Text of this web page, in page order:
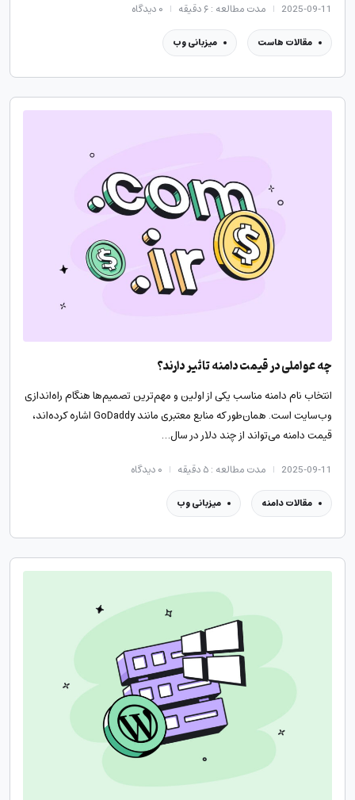
2025-09-11 مدت مطالعه : ۶ دقیقه ۰دیدگاه
مقالات هاست میزبانی وب
چه عواملی در قیمت دامنه تاثیر دارند؟
انتخاب نام دامنه مناسب یکی از اولین و مهم‌ترین تصمیم‌ها هنگام راه‌اندازی
وب‌سایت است. همان‌طور که منابع معتبری مانند GoDaddy اشاره کرده‌اند،
قیمت دامنه می‌تواند از چند دلار در سال…
2025-09-11 مدت مطالعه : ۵ دقیقه ۰دیدگاه
مقالات دامنه میزبانی وب